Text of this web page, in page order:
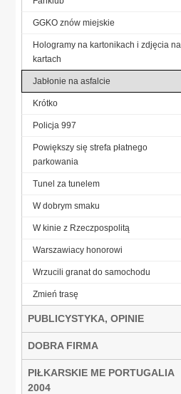
GGKO znów miejskie
Hologramy na kartonikach i zdjęcia na
kartach
Jabłonie na asfalcie
Krótko
Policja 997
Powiększy się strefa płatnego
parkowania
Tunel za tunelem
W dobrym smaku
W kinie z Rzeczpospolitą
Warszawiacy honorowi
Wrzucili granat do samochodu
Zmień trasę
PUBLICYSTYKA, OPINIE
DOBRA FIRMA
PIŁKARSKIE ME PORTUGALIA
2004